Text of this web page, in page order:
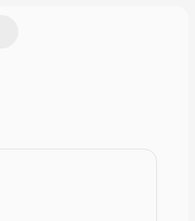
изображению